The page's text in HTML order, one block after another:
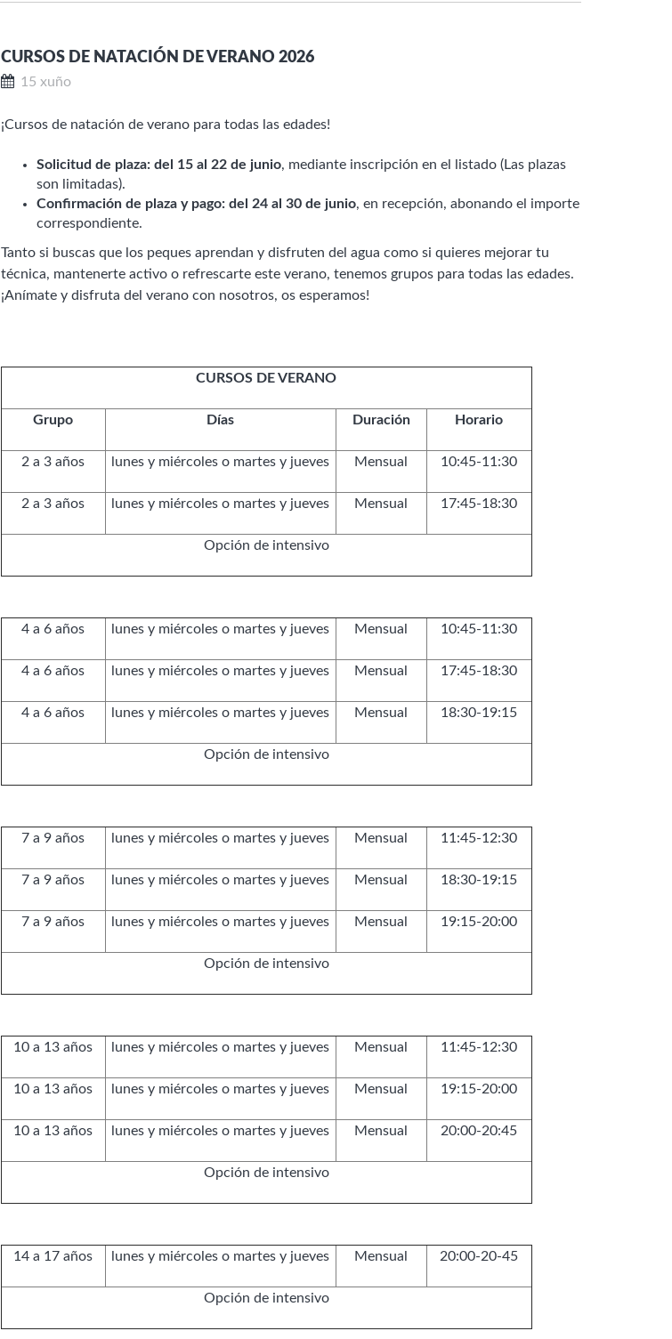
CURSOS DE NATACIÓN DE VERANO 2026
15 xuño
¡Cursos de natación de verano para todas las edades!
Solicitud de plaza: del 15 al 22 de junio, mediante inscripción en el listado (Las plazas
son limitadas).
Confirmación de plaza y pago: del 24 al 30 de junio, en recepción, abonando el importe
correspondiente.
Tanto si buscas que los peques aprendan y disfruten del agua como si quieres mejorar tu
técnica, mantenerte activo o refrescarte este verano, tenemos grupos para todas las edades.
¡Anímate y disfruta del verano con nosotros, os esperamos!
CURSOS DE VERANO
Grupo Días Duración Horario
2 a 3 años lunes y miércoles o martes y jueves Mensual 10:45-11:30
2 a 3 años lunes y miércoles o martes y jueves Mensual 17:45-18:30
Opción de intensivo
4 a 6 años lunes y miércoles o martes y jueves Mensual 10:45-11:30
4 a 6 años lunes y miércoles o martes y jueves Mensual 17:45-18:30
4 a 6 años lunes y miércoles o martes y jueves Mensual 18:30-19:15
Opción de intensivo
7 a 9 años lunes y miércoles o martes y jueves Mensual 11:45-12:30
7 a 9 años lunes y miércoles o martes y jueves Mensual 18:30-19:15
7 a 9 años lunes y miércoles o martes y jueves Mensual 19:15-20:00
Opción de intensivo
10 a 13 años lunes y miércoles o martes y jueves Mensual 11:45-12:30
10 a 13 años lunes y miércoles o martes y jueves Mensual 19:15-20:00
10 a 13 años lunes y miércoles o martes y jueves Mensual 20:00-20:45
Opción de intensivo
14 a 17 años lunes y miércoles o martes y jueves Mensual 20:00-20-45
Opción de intensivo